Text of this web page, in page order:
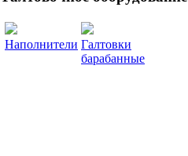
Наполнители Галтовки
барабанные